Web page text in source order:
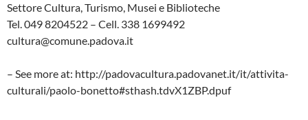
Settore Cultura, Turismo, Musei e Biblioteche
Tel. 049 8204522 – Cell. 338 1699492
cultura@comune.padova.it
– See more at: http://padovacultura.padovanet.it/it/attivita-
culturali/paolo-bonetto#sthash.tdvX1ZBP.dpuf